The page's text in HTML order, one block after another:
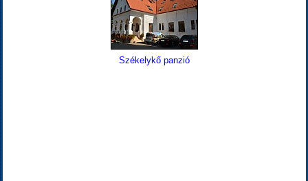
Székelykő panzió